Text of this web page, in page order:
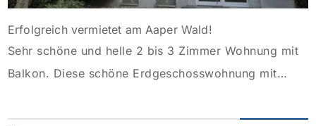
Erfolgreich vermietet am Aaper Wald!
Sehr schöne und helle 2 bis 3 Zimmer Wohnung mit
Balkon. Diese schöne Erdgeschosswohnung mit
Mehrfamilienhaus in der Nähe des Aaper Waldes.